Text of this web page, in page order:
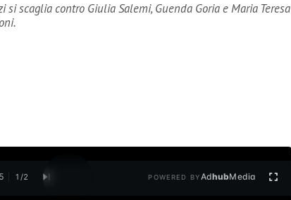
si scaglia contro Giulia Salemi, Guenda Goria e Maria Teresa
1 /2 POWERED BYAdhubMedia